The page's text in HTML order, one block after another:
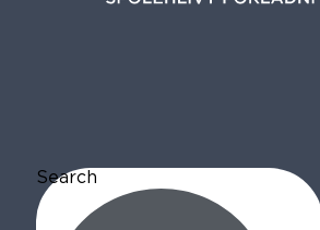
Search